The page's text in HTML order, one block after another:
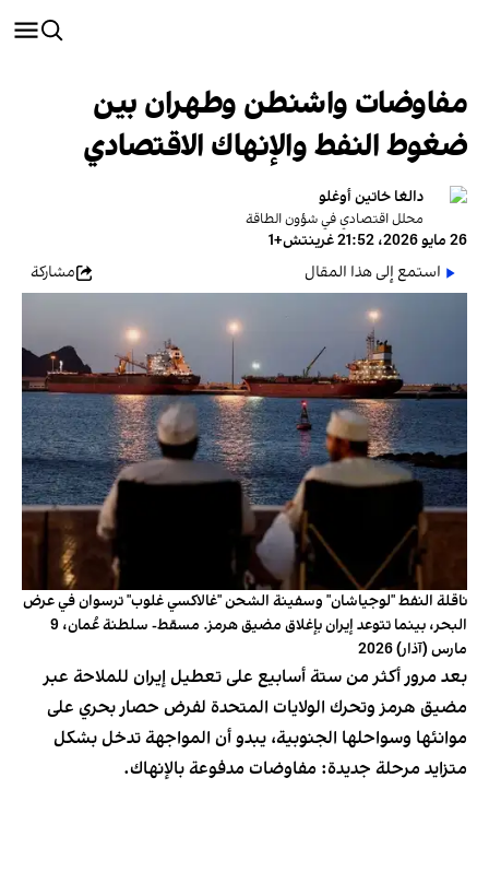
مفاوضات واشنطن وطهران بين
ضغوط النفط والإنهاك الاقتصادي
دالغا خاتين أوغلو
محلل اقتصادي في شؤون الطاقة
26 مايو 2026، 21:52 غرينتش+1
استمع إلى هذا المقال
مشاركة
ناقلة النفط "لوجياشان" وسفينة الشحن "غالاكسي غلوب" ترسوان في عرض
البحر، بينما تتوعد إيران بإغلاق مضيق هرمز. مسقط- سلطنة عُمان، 9
مارس (آذار) 2026
بعد مرور أكثر من ستة أسابيع على تعطيل إيران للملاحة عبر
مضيق هرمز وتحرك الولايات المتحدة لفرض حصار بحري على
موانئها وسواحلها الجنوبية، يبدو أن المواجهة تدخل بشكل
متزايد مرحلة جديدة: مفاوضات مدفوعة بالإنهاك.